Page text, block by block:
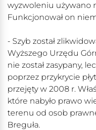
wyzwoleniu używano
Funkcjonował on
- Szyb został
Wyższego Urzędu
nie został zasypany,
poprzez przykrycie
przejęty w 2008 r.
które nabyło prawo
terenu od osob
Breguła.